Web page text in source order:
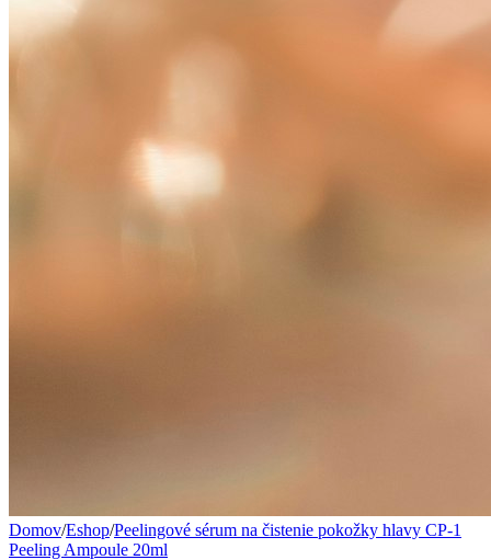
Domov/Eshop/Peelingové sérum na čistenie pokožky hlavy CP-1
Peeling Ampoule 20ml